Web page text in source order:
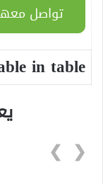
تواصل
in table
❮
❯